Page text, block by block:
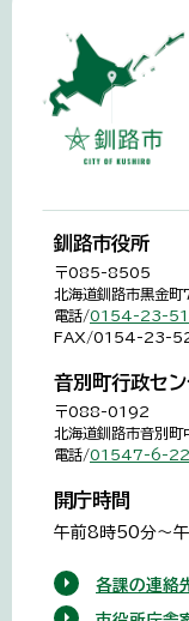
釧路市役所
〒085-8505
北海道釧路市黒金
電話/0154-23-
FAX/0154-23-
音別町行政セン
〒088-0192
北海道釧路市音別
電話/01547-6-
開庁時間
午前8時50分～午
各課の連絡